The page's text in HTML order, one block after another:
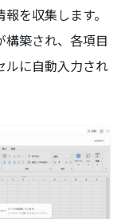
を収集します。
築され、各項目
ルに自動入力され